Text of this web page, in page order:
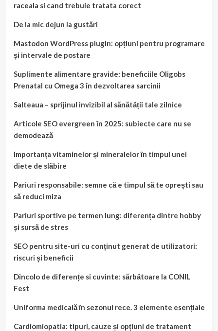
raceala si cand trebuie tratata corect
De la mic dejun la gustări
Mastodon WordPress plugin: opțiuni pentru programare
și intervale de postare
Suplimente alimentare gravide: beneficiile Oligobs
Prenatal cu Omega 3 în dezvoltarea sarcinii
Salteaua – sprijinul invizibil al sănătății tale zilnice
Articole SEO evergreen în 2025: subiecte care nu se
demodează
Importanța vitaminelor și mineralelor în timpul unei
diete de slăbire
Pariuri responsabile: semne că e timpul să te oprești sau
să reduci miza
Pariuri sportive pe termen lung: diferența dintre hobby
și sursă de stres
SEO pentru site-uri cu conținut generat de utilizatori:
riscuri și beneficii
Dincolo de diferențe si cuvinte: sărbătoare la CONIL
Fest
Uniforma medicală în sezonul rece. 3 elemente esențiale
Cardiomiopatia: tipuri, cauze și opțiuni de tratament